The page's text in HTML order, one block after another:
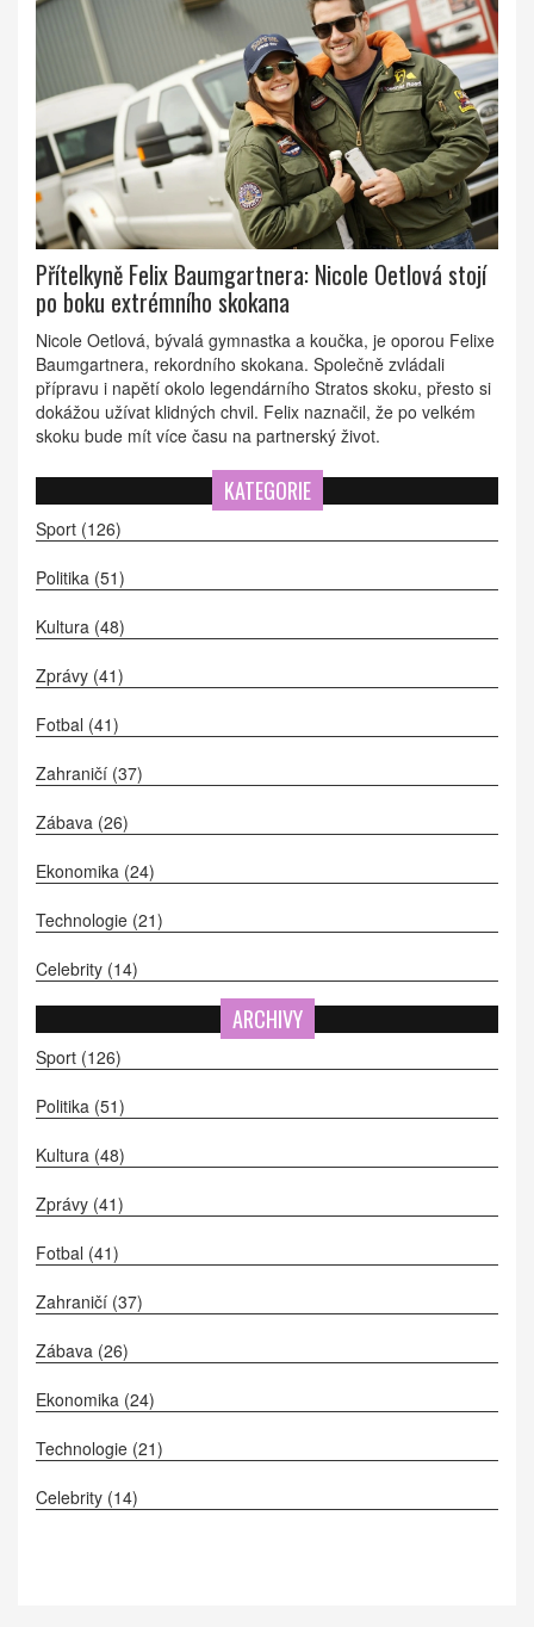
Přítelkyně Felix Baumgartnera: Nicole Oetlová stojí
po boku extrémního skokana
Nicole Oetlová, bývalá gymnastka a koučka, je oporou Felixe
Baumgartnera, rekordního skokana. Společně zvládali
přípravu i napětí okolo legendárního Stratos skoku, přesto si
dokážou užívat klidných chvil. Felix naznačil, že po velkém
skoku bude mít více času na partnerský život.
KATEGORIE
Sport (126)
Politika (51)
Kultura (48)
Zprávy (41)
Fotbal (41)
Zahraničí (37)
Zábava (26)
Ekonomika (24)
Technologie (21)
Celebrity (14)
ARCHIVY
Sport (126)
Politika (51)
Kultura (48)
Zprávy (41)
Fotbal (41)
Zahraničí (37)
Zábava (26)
Ekonomika (24)
Technologie (21)
Celebrity (14)